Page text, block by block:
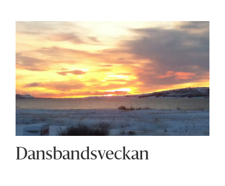
Dansbandsveckan